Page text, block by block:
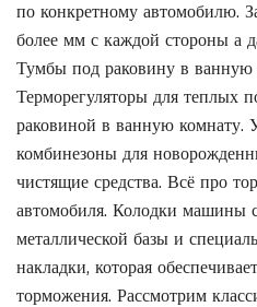
по конкретному автомобилю.
более мм с каждой стороны а
Тумбы под раковину в ванную
Терморегуляторы для теплых
раковиной в ванную комнату.
комбинезоны для
чистящие средства. Всё про
автомобиля. Колодки машины
металлической базы и
накладки, которая
торможения. Рассмотрим